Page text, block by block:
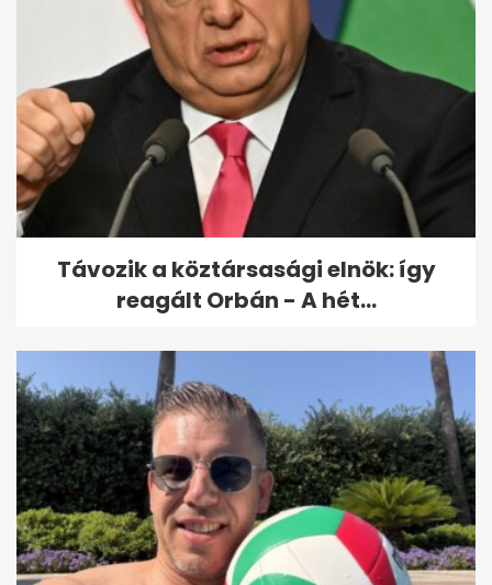
Távozik a köztársasági elnök: így
reagált Orbán - A hét...